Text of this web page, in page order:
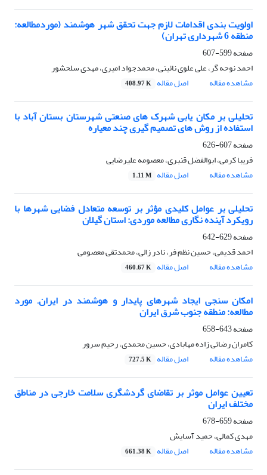
اولویت بندی اقدامات لازم جهت تحقق شهر هوشمند (موردمطالعه:
منطقه 6 شهرداری تهران)
صفحه599-607
احمد نوحه گر، علی علوی نائینی، محمدجواد امیری، مهدی سلحشور
مشاهده مقاله
اصل مقاله 408.97 K
تحلیلی بر مکان یابی شهرک های صنعتی شهرستان بستان آباد با
استفاده از روش های تصمیم گیری چند معیاره
صفحه607-626
فریبا کرمی، ابوالفضل قنبری، معصومه علیرضایی
مشاهده مقاله
اصل مقاله 1.11 M
تحلیلی بر عوامل کلیدی مؤثر بر توسعه متعادل فضایی شهرها با
رویکرد آینده نگاری مطالعه موردی: استان گیلان
صفحه629-642
احمد قدیمی، حسین نظم فر، نادر زالی، محمدتقی معصومی
مشاهده مقاله
اصل مقاله 460.67 K
امکان سنجی ایجاد شهرهای پایدار و هوشمند در ایران. مورد
مطالعه: منطقه جنوب شرق ایران
صفحه643-658
کامران رضائی زاده مهابادی، حسین محمدی، رحیم سرور
مشاهده مقاله
اصل مقاله 727.5 K
تعیین عوامل موثر بر تقاضای گردشگری سلامت خارجی در مناطق
مختلف ایران
صفحه659-678
مهدی کمالی، حمید آسایش
مشاهده مقاله
اصل مقاله 661.38 K